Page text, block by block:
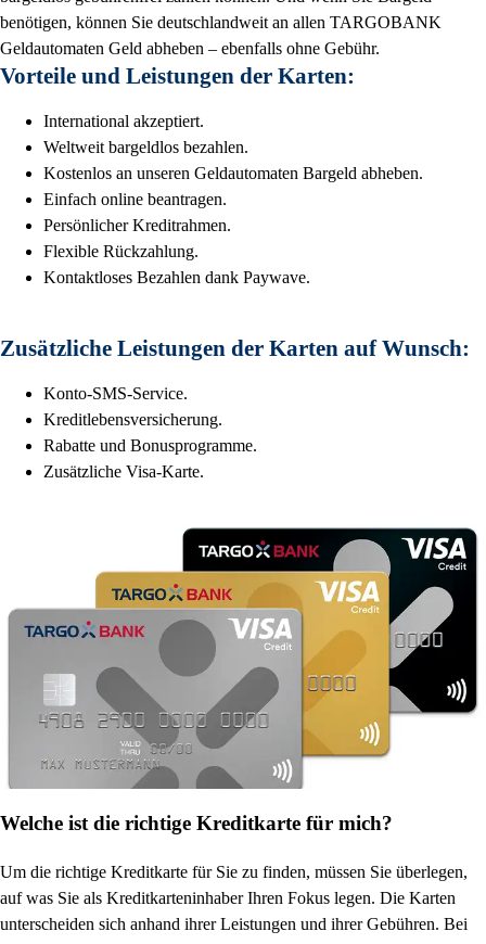
benötigen, können Sie deutschlandweit an allen TARGOBANK
Geldautomaten Geld abheben – ebenfalls ohne Gebühr.
Vorteile und Leistungen der Karten:
International akzeptiert.
Weltweit bargeldlos bezahlen.
Kostenlos an unseren Geldautomaten Bargeld abheben.
Einfach online beantragen.
Persönlicher Kreditrahmen.
Flexible Rückzahlung.
Kontaktloses Bezahlen dank Paywave.
Zusätzliche Leistungen der Karten auf Wunsch:
Konto-SMS-Service.
Kreditlebensversicherung.
Rabatte und Bonusprogramme.
Zusätzliche Visa-Karte.
Welche ist die richtige Kreditkarte für mich?
Um die richtige Kreditkarte für Sie zu finden, müssen Sie überlegen,
auf was Sie als Kreditkarteninhaber Ihren Fokus legen. Die Karten
unterscheiden sich anhand ihrer Leistungen und ihrer Gebühren. Bei